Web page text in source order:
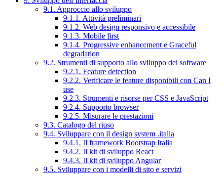
9.1. Approccio allo sviluppo
9.1.1. Attività preliminari
9.1.2. Web design responsivo e accessibile
9.1.3. Mobile first
9.1.4. Progressive enhancement e Graceful
degradation
9.2. Strumenti di supporto allo sviluppo del software
9.2.1. Feature detection
9.2.2. Verificare le feature disponibili con Can I
use
9.2.3. Strumenti e risorse per CSS e JavaScript
9.2.4. Supporto browser
9.2.5. Misurare le prestazioni
9.3. Catalogo del riuso
9.4. Sviluppare con il design system .italia
9.4.1. Il framework Bootstrap Italia
9.4.2. Il kit di sviluppo React
9.4.3. Il kit di sviluppo Angular
9.5. Sviluppare con i modelli di sito e servizi